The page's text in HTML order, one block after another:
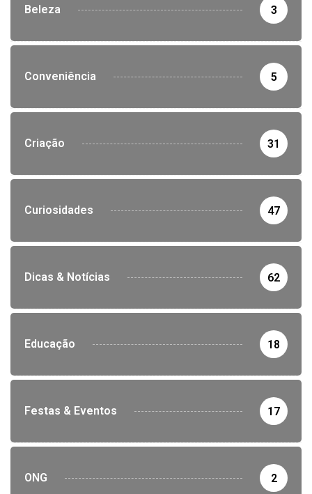
Beleza 3
Conveniência 5
Criação 31
Curiosidades 47
Dicas & Notícias 62
Educação 18
Festas & Eventos 17
ONG 2